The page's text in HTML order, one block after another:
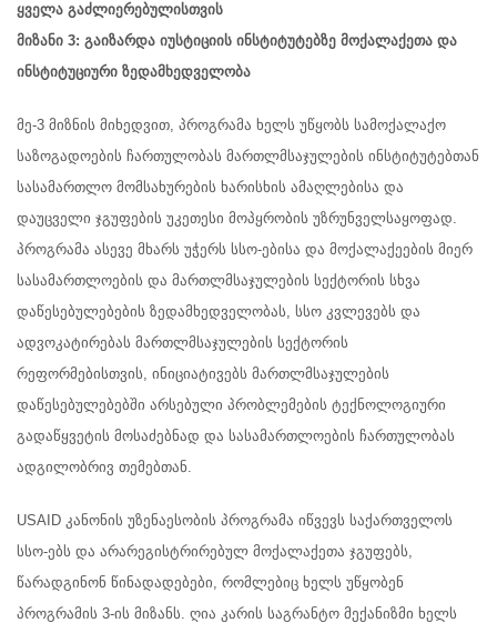
ყველა გაძლიერებულისთვის
მიზანი 3: გაიზარდა იუსტიციის ინსტიტუტებზე მოქალაქეთა და
ინსტიტუციური ზედამხედველობა
მე-3 მიზნის მიხედვით, პროგრამა ხელს უწყობს სამოქალაქო
საზოგადოების ჩართულობას მართლმსაჯულების ინსტიტუტებთან
სასამართლო მომსახურების ხარისხის ამაღლებისა და
დაუცველი ჯგუფების უკეთესი მოპყრობის უზრუნველსაყოფად.
პროგრამა ასევე მხარს უჭერს სსო-ებისა და მოქალაქეების მიერ
სასამართლოების და მართლმსაჯულების სექტორის სხვა
დაწესებულებების ზედამხედველობას, სსო კვლევებს და
ადვოკატირებას მართლმსაჯულების სექტორის
რეფორმებისთვის, ინიციატივებს მართლმსაჯულების
დაწესებულებებში არსებული პრობლემების ტექნოლოგიური
გადაწყვეტის მოსაძებნად და სასამართლოების ჩართულობას
ადგილობრივ თემებთან.
USAID კანონის უზენაესობის პროგრამა იწვევს საქართველოს
სსო-ებს და არარეგისტრირებულ მოქალაქეთა ჯგუფებს,
წარადგინონ წინადადებები, რომლებიც ხელს უწყობენ
პროგრამის 3-ის მიზანს. ღია კარის საგრანტო მექანიზმი ხელს